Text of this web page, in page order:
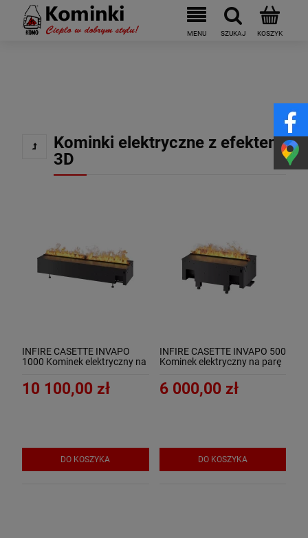
Kominki elektryczne z efektem
3D
INFIRE CASETTE INVAPO
1000 Kominek elektryczny na
10 100,00 zł
DO KOSZYKA
INFIRE CASETTE INVAPO 500
Kominek elektryczny na parę
6 000,00 zł
DO KOSZYKA